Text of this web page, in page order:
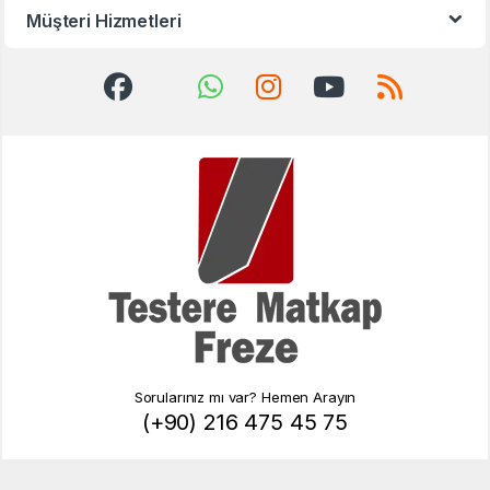
Müşteri Hizmetleri
Sorularınız mı var? Hemen Arayın
(+90) 216 475 45 75